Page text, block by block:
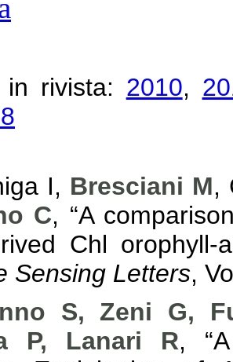
in rivista: 2010,
I, Bresciani M,
C, “A
Chl
Sensing Letters,
S, Zeni G,
P, Lanari R,